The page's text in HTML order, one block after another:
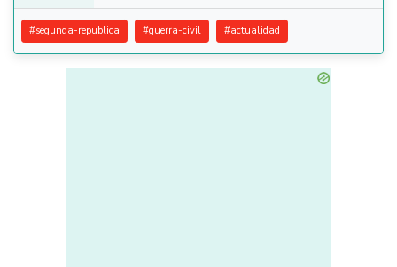
#segunda-republica #guerra-civil #actualidad